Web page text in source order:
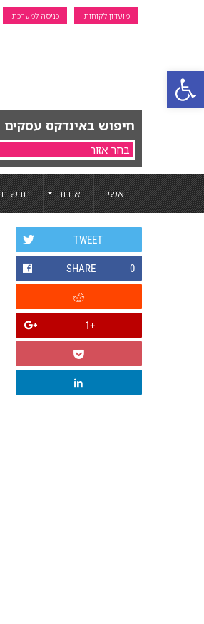
פתח סרגל נגישות
מועדון לקוחות כניסה למערכת
חיפוש באינדקס עסקים
ראשי אודות חדשות
TWEET
SHARE 0
+1